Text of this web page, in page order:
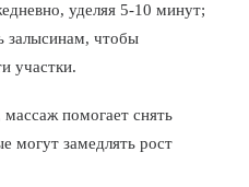
уделяя 5-10 минут;
залысинам, чтобы
участки.
помогает снять
могут замедлять рост